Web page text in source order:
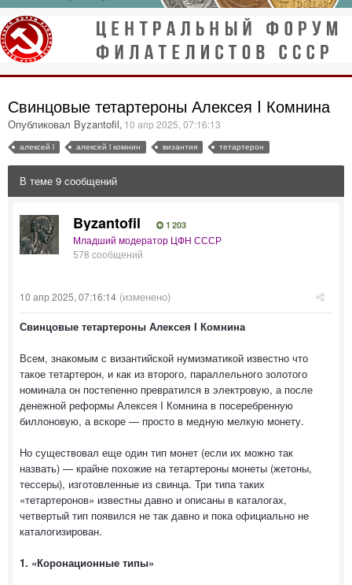
Свинцовые тетартероны Алексея I Комнина
Опубликовал Byzantofil, 10 апр 2025, 07:16:13
алексей i алексей i комнин византия тетартерон
В теме 9 сообщений
Byzantofil 1 203
Младший модератор ЦФН СССР
578 сообщений
10 апр 2025, 07:16:14 (изменено)
Свинцовые тетартероны Алексея I Комнина
Всем, знакомым с византийской нумизматикой известно что
такое тетартерон, и как из второго, параллельного золотого
номинала он постепенно превратился в электровую, а после
денежной реформы Алексея I Комнина в посеребренную
биллоновую, а вскоре — просто в медную мелкую монету.
Но существовал еще один тип монет (если их можно так
назвать) — крайне похожие на тетартероны монеты (жетоны,
тессеры), изготовленные из свинца. Три типа таких
«тетартеронов» известны давно и описаны в каталогах,
четвертый тип появился не так давно и пока официально не
каталогизирован.
1. «Коронационные типы»